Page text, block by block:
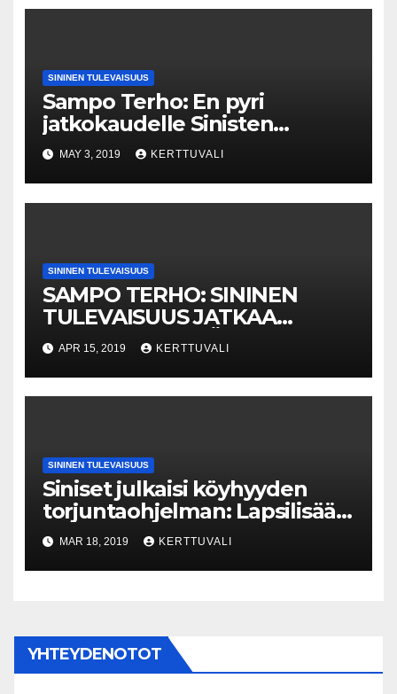
SININEN TULEVAISUUS
Sampo Terho: En pyri
jatkokaudelle Sinisten
puheenjohtajaksi
MAY 3, 2019 KERTTUVALI
SININEN TULEVAISUUS
SAMPO TERHO: SININEN
TULEVAISUUS JATKAA
PUOLUEENA TYÖTÄ
PERHEIDEN JA
TURVALLISUUDEN PUOLESTA
APR 15, 2019 KERTTUVALI
SININEN TULEVAISUUS
Siniset julkaisi köyhyyden
torjuntaohjelman: Lapsilisää
uudistettava – enemmän
tukea pikkulapsivaiheessa
MAR 18, 2019 KERTTUVALI
YHTEYDENOTOT